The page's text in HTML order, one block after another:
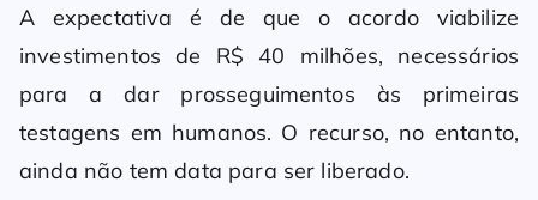
A expectativa é de que o acordo viabilize
investimentos de R$ 40 milhões, necessários
para a dar prosseguimentos às primeiras
testagens em humanos. O recurso, no entanto,
ainda não tem data para ser liberado.